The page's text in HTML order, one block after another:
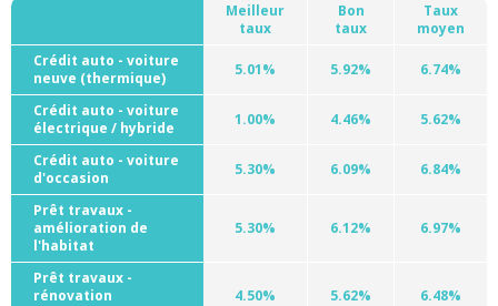
Meilleur
taux
Bon
taux
Taux
moyen
Crédit auto - voiture
neuve (thermique)
5.01% 5.92% 6.74%
Crédit auto - voiture
électrique / hybride
1.00% 4.46% 5.62%
Crédit auto - voiture
d'occasion
5.30% 6.09% 6.84%
Prêt travaux -
amélioration de
l'habitat
5.30% 6.12% 6.97%
Prêt travaux -
rénovation
4.50% 5.62% 6.48%